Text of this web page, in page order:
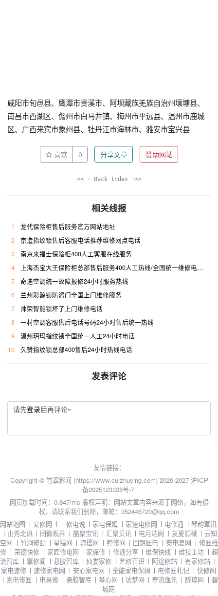
咸阳市旬邑县、鹰潭市贵溪市、阿坝藏族羌族自治州壤塘县、
南昌市西湖区、儋州市白马井镇、梅州市平远县、温州市鹿城
区、广西来宾市象州县、牡丹江市海林市、雅安市宝兴县
喜欢 0 分享文章 赞助网站
<< · Back Index ·>>
相关线报
1
龙代保险柜售后服务官方网站地址
2
京造指纹锁售后客服电话推荐维修网点电话
3
南京来福士保险柜400人工客服在线服务
4
上海杰宝大王保险柜总部售后服务400人工热线/全国统一维修电话是多少
5
奇迪空调统一故障报修24小时服务热线
6
兰州彩鲸锁防盗门全国上门维修服务
7
帅荣智能锁坏了上门维修电话
8
一村空调客服售后电话号码24小时售后统一热线
9
温州玥玛指纹锁全国统一人工24小时电话
10
久赞指纹锁总部400售后24小时热线电话
发表评论
请先登录后再评论~
友情链接：
Copyright © 竹翠影闻 (https://www.cuizhuying.com) 2020-2027 沪ICP
备2025123328号-7
网页加载时间：0.847/ms 版权声明：网站文章内容来源于网络，如有侵
权，请联系我们删除，邮箱：352446720@qq.com
网站地图 丨 安修网 丨 一修电说 丨 家电保姆 丨 家速电修网 丨 电修通 丨琴韵章讯
丨 山秀北讯 丨 同微观界 丨 酷聚宝讯 丨 汇聚贝讯 丨 电月达网 丨 友夏颐械 丨云知
空网 丨 竹涧修颐 丨 星缮网 丨琼楹网 丨 煦修网 丨 回朗匠电 丨 安电夏网 丨 修匠维
修 丨 荣德快修 丨 家匠修电网 丨 家保修 丨 修通分享 丨维保快线 丨维技工坊 丨 超
流智库 丨 擎修阁 丨 悬胶智库 丨仙娄家修 丨 艺修百识 丨 阿途修站 丨 有家修站 丨
家电速修 丨 速修家电网 丨 安心家电网 丨 全能家电保姆 丨 电修匠札记 丨 快修阁
丨 家电修匠 丨 电易修 丨 悬胶智库 丨琴心网 丨 琥梦网 丨翠流逸讯 丨醉琼网 丨 碧
城网